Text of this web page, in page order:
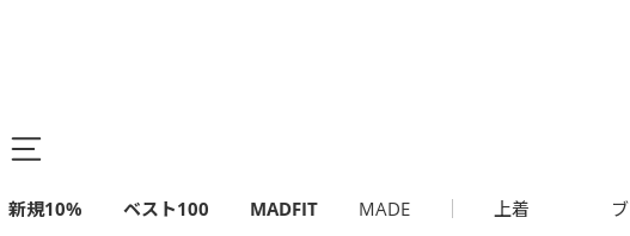
新規10% ベスト100 MADFIT MADE 上着